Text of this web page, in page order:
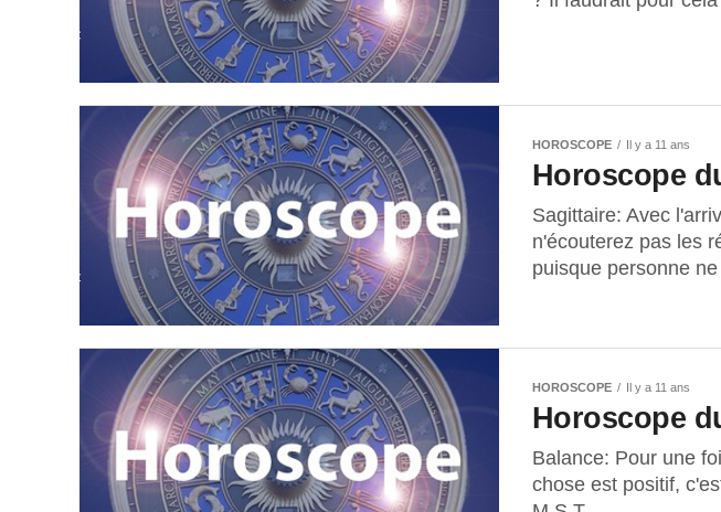
HOROSCOPE Il y a 11 ans
Horoscope
Sagittaire: Avec
n'écouterez pas les
puisque personne
HOROSCOPE Il y a 11 ans
Horoscope
Balance: Pour une
chose est positif,